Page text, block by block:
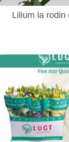
Lilium la rodin